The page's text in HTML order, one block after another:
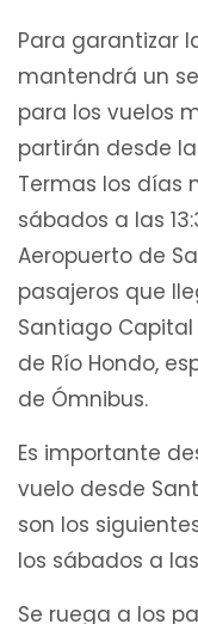
Para garantizar
mantendrá un
para los vuelos
partirán desde
Termas los días
sábados a las
Aeropuerto de
pasajeros que
Santiago
de Río Hondo,
de Ómnibus.
Es importante
vuelo desde
son los
los sábados a las
Se ruega a los